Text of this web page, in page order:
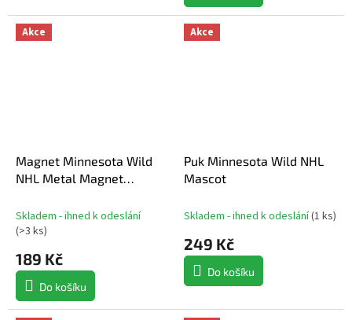
Akce
Magnet Minnesota Wild
NHL Metal Magnet
Skladem - ihned k odeslání
(>3 ks)
189 Kč
Do košíku
Akce
Puk Minnesota Wild NHL
Mascot
Skladem - ihned k odeslání(1 ks)
249 Kč
Do košíku